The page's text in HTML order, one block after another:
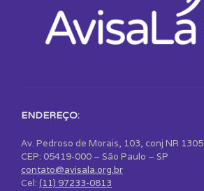
ENDEREÇO:
Av. Pedroso de Morais, 103, conj NR 1305
CEP: 05419-000 – São Paulo – SP
contato@avisala.org.br
Cel: (11) 97233-0813